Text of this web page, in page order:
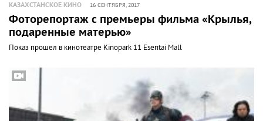
КАЗАХСТАНСКОЕ КИНО 16 СЕНТЯБРЯ, 2017
Фоторепортаж с премьеры фильма «Крылья,
подаренные матерью»
Показ прошел в кинотеатре Kinopark 11 Esentai Mall